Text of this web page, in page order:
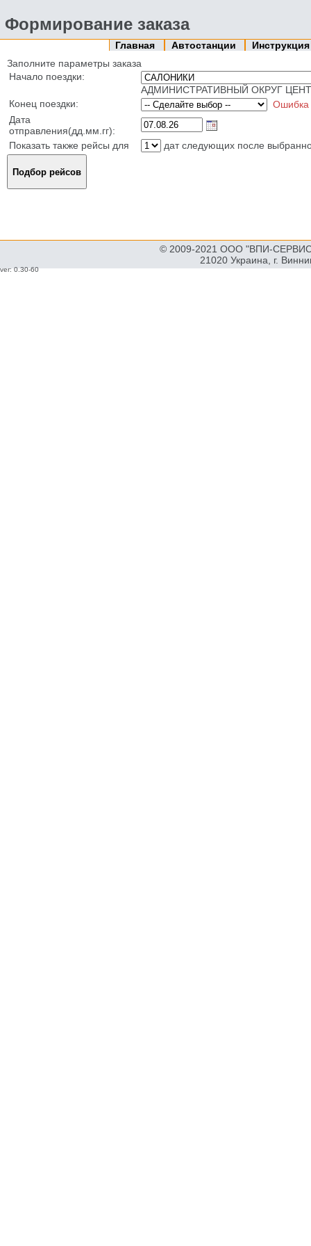
Формирование заказа
Главная Автостанции
Заполните параметры заказа
Начало поездки:
АДМИНИСТРАТИВНЫЙ ОКРУГ
Конец поездки:
Дата
отправления(дд.мм.гг):
Показать также рейсы для
дат следующих после
© 2009-2021 ООО "ВПИ-
21020 Украина, г.
ver: 0.30-60